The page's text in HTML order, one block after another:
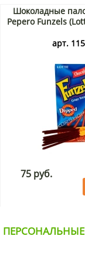
Шоколадные
Pepero Funzels
арт.
75 руб.